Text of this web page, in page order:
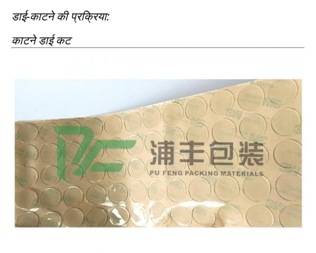
डाई-काटने की प्रक्रिया:
काटने डाई कट